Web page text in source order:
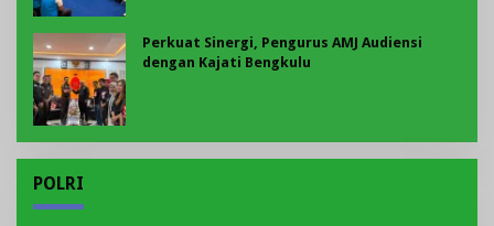
Perkuat Sinergi, Pengurus AMJ Audiensi
dengan Kajati Bengkulu
POLRI